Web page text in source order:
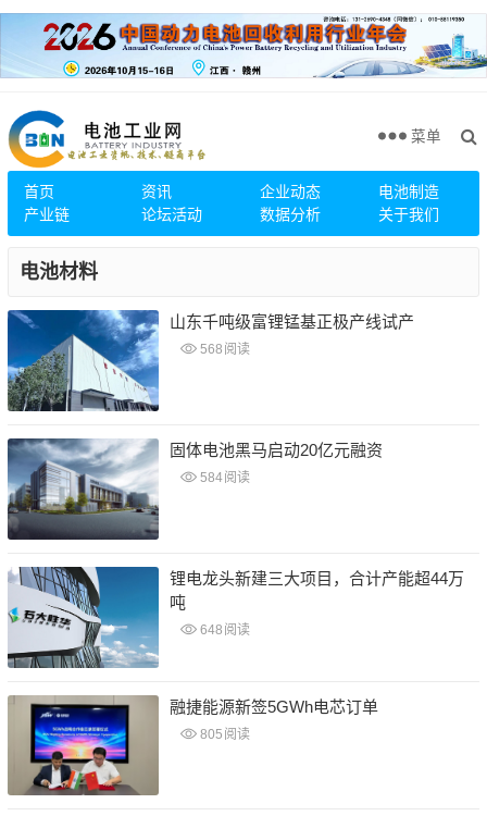
首页 资讯 企业动态
电池制造
产业链
论坛活动 数据分析 关于我们
菜单
电池材料
山东千吨级富锂锰基正极产线试产
568 阅读
固体电池黑马启动20亿元融资
584阅读
锂电龙头新建三大项目，合计产能超44万
吨
648 阅读
融捷能源新签5GWh电芯订单
805 阅读